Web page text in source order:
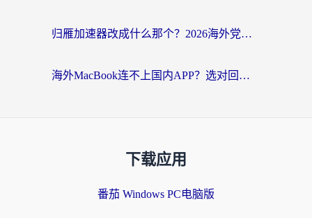
归雁加速器改成什么那个？2026海外党回国加速全攻略：告别地区限制，轻松刷剧玩游戏
海外MacBook连不上国内APP？选对回国VPN，告别地区限制的烦恼
下载应用
番茄 Windows PC电脑版